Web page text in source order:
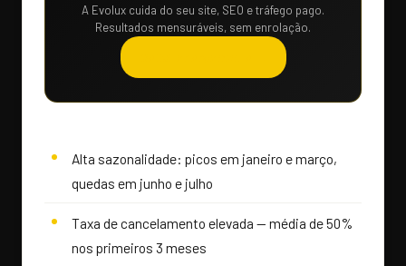
A Evolux cuida do seu site, SEO e tráfego pago.
Resultados mensuráveis, sem enrolação.
Alta sazonalidade: picos em janeiro e março,
quedas em junho e julho
Taxa de cancelamento elevada — média de 50%
nos primeiros 3 meses